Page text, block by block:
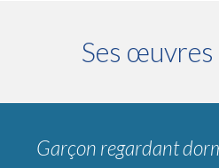
Ses œuvres
Garçon regardant